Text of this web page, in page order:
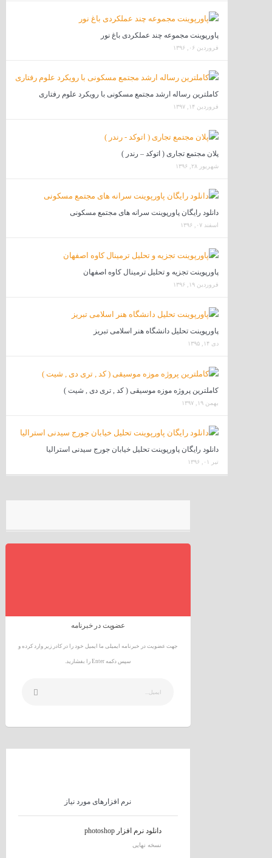
پاورپوینت مجموعه چند عملکردی باغ نور
فروردین ۰۶, ۱۳۹۶
کاملترین رساله ارشد مجتمع مسکونی با رویکرد علوم رفتاری
فروردین ۱۴, ۱۳۹۷
پلان مجتمع تجاری ( اتوکد – رندر )
شهریور ۲۸, ۱۳۹۶
دانلود رایگان پاورپوینت سرانه های مجتمع مسکونی
اسفند ۰۷, ۱۳۹۶
پاورپوینت تجزیه و تحلیل ترمینال کاوه اصفهان
فروردین ۱۹, ۱۳۹۶
پاورپوینت تحلیل دانشگاه هنر اسلامی تبریز
دی ۱۴, ۱۳۹۵
کاملترین پروژه موزه موسیقی ( کد , تری دی , شیت )
بهمن ۱۹, ۱۳۹۷
دانلود رایگان پاورپوینت تحلیل خیابان جورج سیدنی استرالیا
تیر ۰۱, ۱۳۹۶
عضویت در خبرنامه
جهت عضویت در خبرنامه ایمیلی ما ایمیل خود را در کادر زیر وارد کرده و
سپس دکمه Enter را بفشارید.
نرم افزارهای مورد نیاز
دانلود نرم افزار photoshop
نسخه نهایی